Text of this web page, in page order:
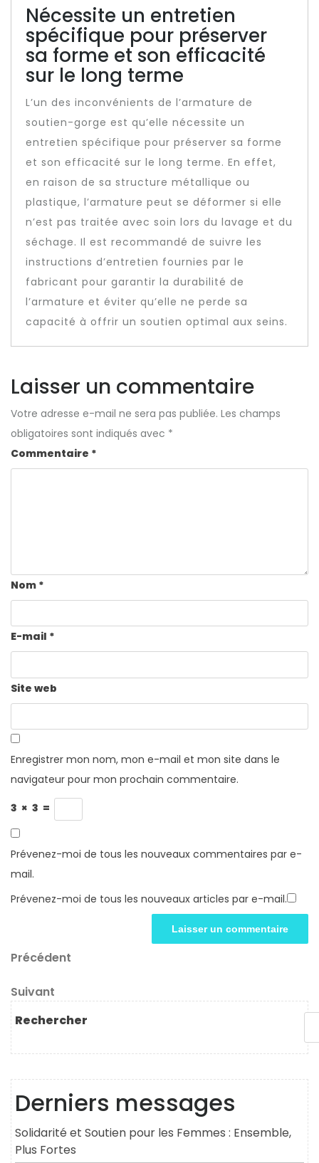
Nécessite un entretien
spécifique pour préserver
sa forme et son efficacité
sur le long terme
L’un des inconvénients de l’armature de
soutien-gorge est qu’elle nécessite un
entretien spécifique pour préserver sa forme
et son efficacité sur le long terme. En effet,
en raison de sa structure métallique ou
plastique, l’armature peut se déformer si elle
n’est pas traitée avec soin lors du lavage et du
séchage. Il est recommandé de suivre les
instructions d’entretien fournies par le
fabricant pour garantir la durabilité de
l’armature et éviter qu’elle ne perde sa
capacité à offrir un soutien optimal aux seins.
Laisser un commentaire
Votre adresse e-mail ne sera pas publiée. Les champs
obligatoires sont indiqués avec *
Commentaire *
Nom *
E-mail *
Site web
Enregistrer mon nom, mon e-mail et mon site dans le
navigateur pour mon prochain commentaire.
3 × 3 =
Prévenez-moi de tous les nouveaux commentaires par e-
mail.
Prévenez-moi de tous les nouveaux articles par e-mail.
Navigation
de
l’article
Article
Précédent
Article
suivant
Suivant
Rechercher
Derniers messages
Solidarité et Soutien pour les Femmes : Ensemble,
Plus Fortes